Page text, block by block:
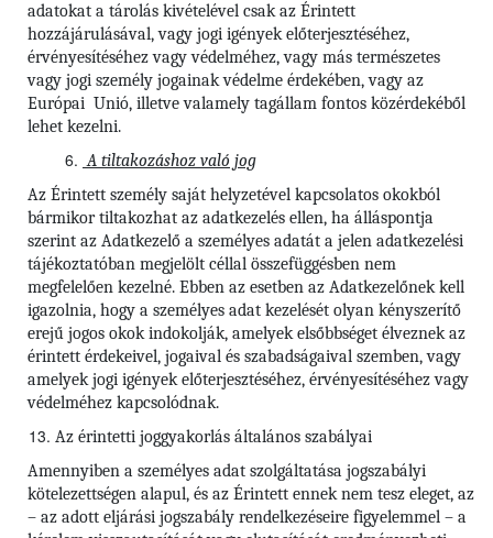
adatokat a tárolás kivételével csak az Érintett
hozzájárulásával, vagy jogi igények előterjesztéséhez,
érvényesítéséhez vagy védelméhez, vagy más természetes
vagy jogi személy jogainak védelme érdekében, vagy az
Európai Unió, illetve valamely tagállam fontos közérdekéből
lehet kezelni.
A tiltakozáshoz való jog
Az Érintett személy saját helyzetével kapcsolatos okokból
bármikor tiltakozhat az adatkezelés ellen, ha álláspontja
szerint az Adatkezelő a személyes adatát a jelen adatkezelési
tájékoztatóban megjelölt céllal összefüggésben nem
megfelelően kezelné. Ebben az esetben az Adatkezelőnek kell
igazolnia, hogy a személyes adat kezelését olyan kényszerítő
erejű jogos okok indokolják, amelyek elsőbbséget élveznek az
érintett érdekeivel, jogaival és szabadságaival szemben, vagy
amelyek jogi igények előterjesztéséhez, érvényesítéséhez vagy
védelméhez kapcsolódnak.
Az érintetti joggyakorlás általános szabályai
Amennyiben a személyes adat szolgáltatása jogszabályi
kötelezettségen alapul, és az Érintett ennek nem tesz eleget, az
– az adott eljárási jogszabály rendelkezéseire figyelemmel – a